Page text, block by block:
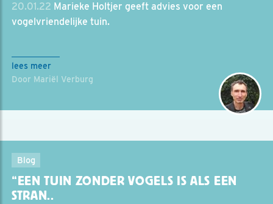
20.01.22 Marieke Holtjer geeft advies voor een
vogelvriendelijke tuin.
lees meer
Door Mariël Verburg
Blog
“EEN TUIN ZONDER VOGELS IS ALS EEN
STRAN..